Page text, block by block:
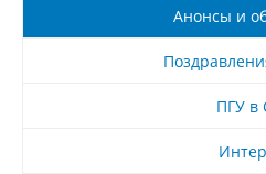
Анонсы и
ПГУ